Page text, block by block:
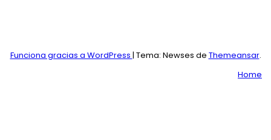
Funciona gracias a WordPress | Tema: Newses de Themeansar.
Home